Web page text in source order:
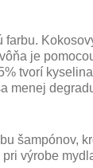
je
tvorí
menej
šampónov,
výrobe